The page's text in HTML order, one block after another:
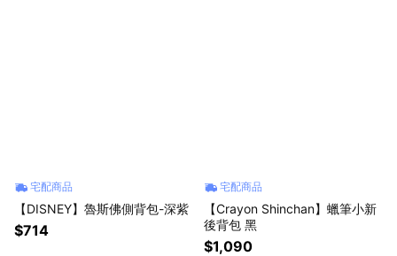
宅配商品
【DISNEY】魯斯佛側背包-深紫
$714
宅配商品
【Crayon Shinchan】蠟筆小新
後背包 黑
$1,090